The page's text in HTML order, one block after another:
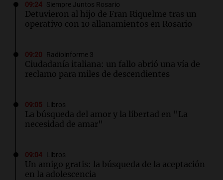
09:24 Siempre Juntos Rosario
Detuvieron al hijo de Fran Riquelme tras un
operativo con 10 allanamientos en Rosario
09:20 Radioinforme 3
Ciudadanía italiana: un fallo abrió una vía de
reclamo para miles de descendientes
09:05 Libros
La búsqueda del amor y la libertad en "La
necesidad de amar"
09:04 Libros
Un amigo gratis: la búsqueda de la aceptación
en la adolescencia